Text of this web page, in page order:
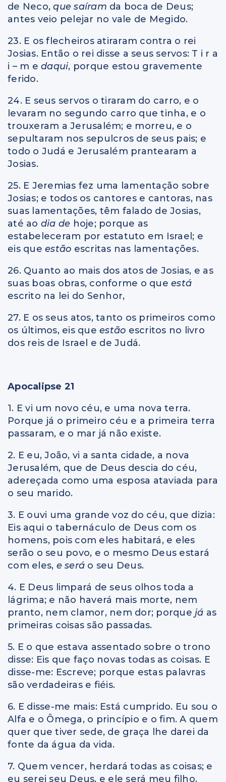
de Neco,que saíram da boca de Deus;
antes veio pelejar no vale de Megido.
23. E os flecheiros atiraram contra o rei
Josias. Então o rei disse a seus servos: T i r a
i – m e daqui, porque estou gravemente
ferido.
24. E seus servos o tiraram do carro, e o
levaram no segundo carro que tinha, e o
trouxeram a Jerusalém; e morreu, e o
sepultaram nos sepulcros de seus pais; e
todo o Judá e Jerusalém prantearam a
Josias.
25. E Jeremias fez uma lamentação sobre
Josias; e todos os cantores e cantoras, nas
suas lamentações, têm falado de Josias,
até ao dia de hoje; porque as
estabeleceram por estatuto em Israel; e
eis que estão escritas nas lamentações.
26. Quanto ao mais dos atos de Josias, e as
suas boas obras, conforme o que está
escrito na lei do Senhor,
27. E os seus atos, tanto os primeiros como
os últimos, eis que estão escritos no livro
dos reis de Israel e de Judá.
Apocalipse 21
1. E vi um novo céu, e uma nova terra.
Porque já o primeiro céu e a primeira terra
passaram, e o mar já não existe.
2. E eu, João, vi a santa cidade, a nova
Jerusalém, que de Deus descia do céu,
adereçada como uma esposa ataviada para
o seu marido.
3. E ouvi uma grande voz do céu, que dizia:
Eis aqui o tabernáculo de Deus com os
homens, pois com eles habitará, e eles
serão o seu povo, e o mesmo Deus estará
com eles, e será o seu Deus.
4. E Deus limpará de seus olhos toda a
lágrima; e não haverá mais morte, nem
pranto, nem clamor, nem dor; porque já as
primeiras coisas são passadas.
5. E o que estava assentado sobre o trono
disse: Eis que faço novas todas as coisas. E
disse-me: Escreve; porque estas palavras
são verdadeiras e fiéis.
6. E disse-me mais: Está cumprido. Eu sou o
Alfa e o Ômega, o princípio e o fim. A quem
quer que tiver sede, de graça lhe darei da
fonte da água da vida.
7. Quem vencer, herdará todas as coisas; e
eu serei seu Deus, e ele será meu filho.